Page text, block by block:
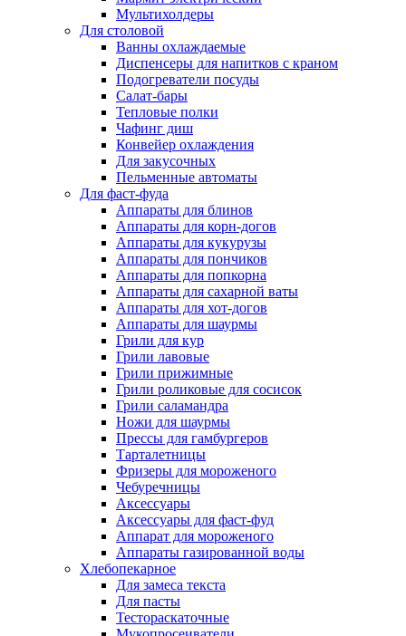
Мультихолдеры
Для столовой
Ванны охлаждаемые
Диспенсеры для напитков с краном
Подогреватели посуды
Салат-бары
Тепловые полки
Чафинг диш
Конвейер охлаждения
Для закусочных
Пельменные автоматы
Для фаст-фуда
Аппараты для блинов
Аппараты для корн-догов
Аппараты для кукурузы
Аппараты для пончиков
Аппараты для попкорна
Аппараты для сахарной ваты
Аппараты для хот-догов
Аппараты для шаурмы
Грили для кур
Грили лавовые
Грили прижимные
Грили роликовые для сосисок
Грили саламандра
Ножи для шаурмы
Прессы для гамбургеров
Тарталетницы
Фризеры для мороженого
Чебуречницы
Аксессуары
Аксессуары для фаст-фуд
Аппарат для мороженого
Аппараты газированной воды
Хлебопекарное
Для замеса текста
Для пасты
Тестораскаточные